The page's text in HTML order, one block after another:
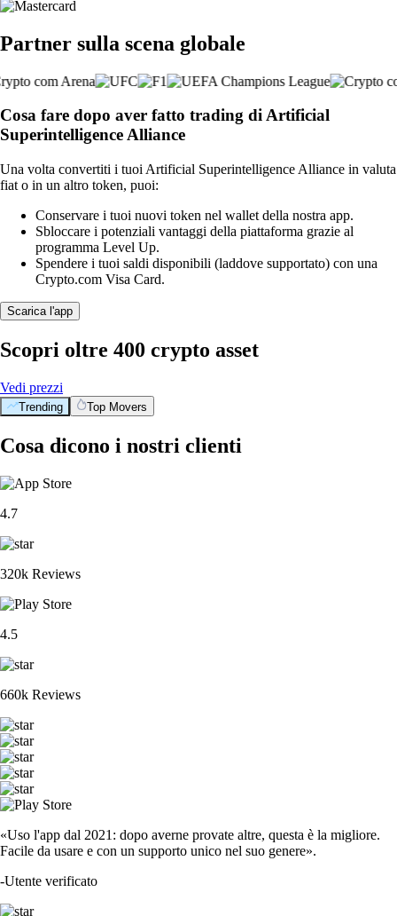
Partner sulla scena globale
Cosa fare dopo aver fatto trading di Artificial
Superintelligence Alliance
Una volta convertiti i tuoi Artificial Superintelligence Alliance in valuta
fiat o in un altro token, puoi:
Conservare i tuoi nuovi token nel wallet della nostra app.
Sbloccare i potenziali vantaggi della piattaforma grazie al
programma Level Up.
Spendere i tuoi saldi disponibili (laddove supportato) con una
Crypto.com Visa Card.
Scarica l'app
Scopri oltre 400 crypto asset
Vedi prezzi
Trending Top Movers
Cosa dicono i nostri clienti
4.7
320k Reviews
4.5
660k Reviews
«Uso l'app dal 2021: dopo averne provate altre, questa è la migliore.
Facile da usare e con un supporto unico nel suo genere».
-Utente verificato